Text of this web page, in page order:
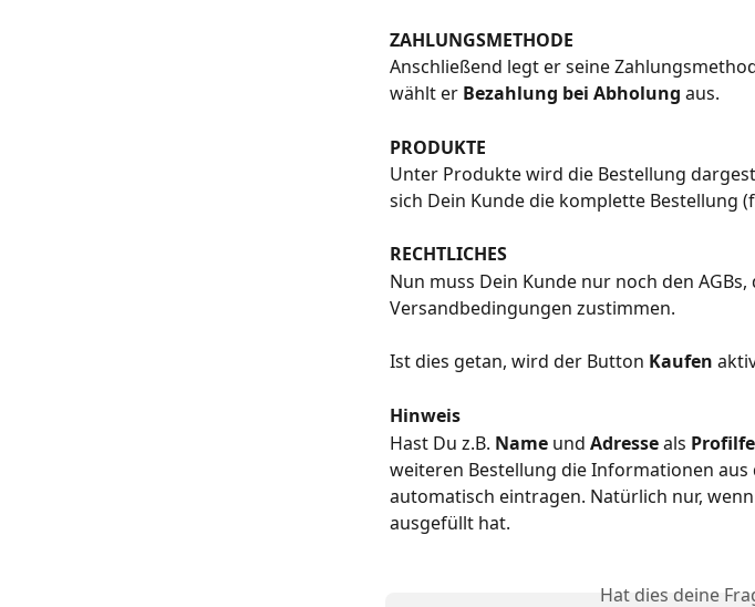
ZAHLUNGSMETHODE
Anschließend legt er seine
wählt er Bezahlung bei Abholung aus.
PRODUKTE
Unter Produkte wird die Bestellung
sich Dein Kunde die komplette Bestellung
RECHTLICHES
Nun muss Dein Kunde nur noch den
Versandbedingungen zustimmen.
Ist dies getan, wird der Button Kaufen
Hinweis
Hast Du z.B. Name und Adresse als
weiteren Bestellung die Informationen aus
automatisch eintragen. Natürlich nur,
ausgefüllt hat.
Hat dies deine